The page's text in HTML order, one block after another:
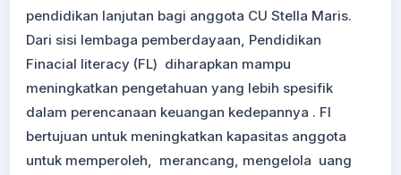
pendidikan lanjutan bagi anggota CU Stella Maris.
Dari sisi lembaga pemberdayaan, Pendidikan
Finacial literacy (FL) diharapkan mampu
meningkatkan pengetahuan yang lebih spesifik
dalam perencanaan keuangan kedepannya . Fl
bertujuan untuk meningkatkan kapasitas anggota
untuk memperoleh, merancang, mengelola uang